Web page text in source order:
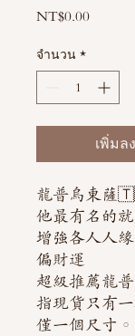
NT$0.00ราคา
จำนวน *
เพิ่มล
龍普烏東薩
他最有名的
增強各人人
偏財運
超級推薦龍
指現貨只有
僅一個尺寸。